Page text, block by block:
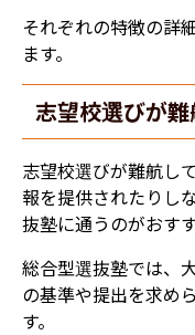
それぞれの特徴の詳
ます。
志望校選びが
志望校選びが難航し
報を提供されたりし
抜塾に通うのがおすす
総合型選抜塾では、
の基準や提出を求め
す。